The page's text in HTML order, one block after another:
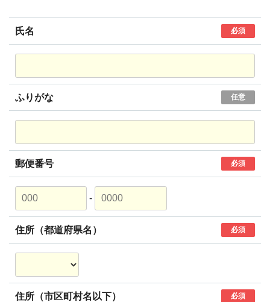
氏名 必須
ふりがな 任意
郵便番号 必須
-
住所（都道府県名） 必須
住所（市区町村名以下） 必須